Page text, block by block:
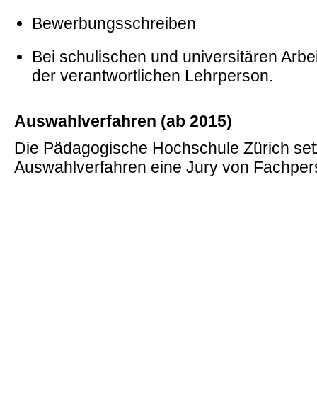
Bewerbungsschreiben
Bei schulischen und universitären
der verantwortlichen Lehrperson.
Auswahlverfahren (ab 2015)
Die Pädagogische Hochschule Zürich
Auswahlverfahren eine Jury von